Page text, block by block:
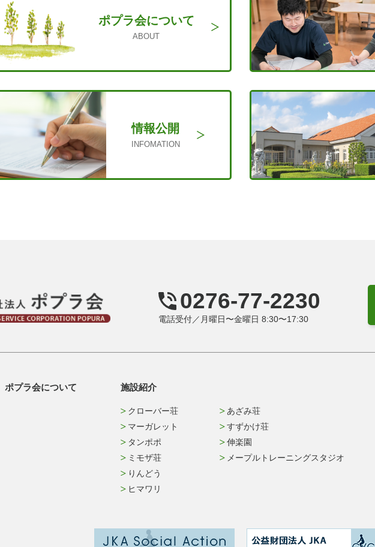
ポプラ会について
ABOUT
情報公開
INFOMATION
0276-77-2230
電話受付／月曜日〜金曜日 8:30〜17:30
ポプラ会について 施設紹介
クローバー荘
マーガレット
タンポポ
ミモザ荘
りんどう
ヒマワリ
あざみ荘
すずかけ荘
伸楽園
メープルトレーニングスタジオ